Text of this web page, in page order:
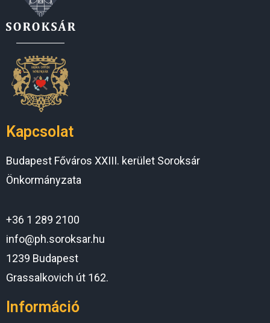
Kapcsolat
Budapest Főváros XXIII. kerület Soroksár
Önkormányzata
+36 1 289 2100
info@ph.soroksar.hu
1239 Budapest
Grassalkovich út 162.
Információ